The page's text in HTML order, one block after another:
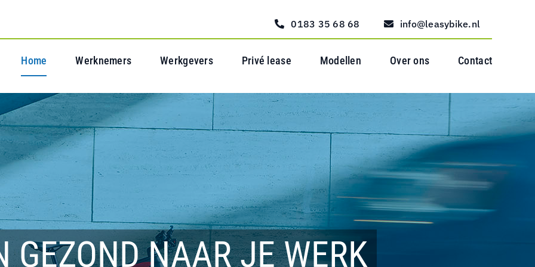
0183 35 68 68 info@leasybike.nl
Home Werknemers Werkgevers Privé lease Modellen Over ons Contact
GEZOND NAAR JE WERK